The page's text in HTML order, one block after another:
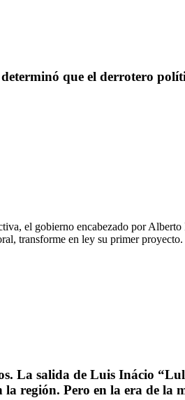
que el derrotero
el gobierno encabezado por
transforme en ley su primer
La salida de Luis Inácio
región. Pero en la era de